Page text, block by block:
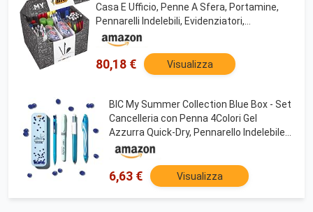
Casa E Ufficio, Penne A Sfera, Portamine,
Pennarelli Indelebili, Evidenziatori,
Bianchetti A Nastro, Colla, Multicolore, ‎Set
da 124 pezzi
80,18 € Visualizza
BIC My Summer Collection Blue Box - Set
Cancelleria con Penna 4Colori Gel
Azzurra Quick-Dry, Pennarello Indelebile
Intensity, Portamine Matic - Idea Regalo
6,63 € Visualizza